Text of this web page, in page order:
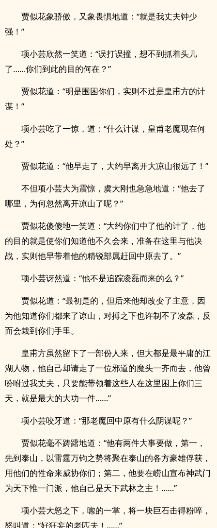
贾似花象骄傲，又象畏惧地道：“就是我丈夫钟少
强！”
项小芸欣然一笑道：“误打误撞，想不到抓着头儿
了……你们到此的目的何在？”
贾似花道：“明是围困你们，实则不过是皇甫方的计
谋！”
项小芸吃了一惊，道：“什么计谋，皇甫老魔现在何
处？”
贾似花道：“他早走了，大约早离开大凉山很远了！”
不但项小芸大为震惊，虞大刚也急急地道：“他去了
哪里，为何忽然离开凉山了呢？”
贾似花傻傻地一笑道：“大约你们中了他的计了，他
的目的就是使你们知道他不久会来，准备在这里与他决
战，实则他早带着他的精锐部属赶回中原去了。”
项小芸讶然道：“他不是追踪凌磊而来的么？”
贾似花道：“最初是的，但后来他却改变了主意，因
为他知道你们都来了谅山，对搏之下也许制不了凌磊，反
而会栽到你们手里。
皇甫方虽然留下了一部份人来，但大都是最平庸的江
湖人物，他自己却请走了一位邪道的魔头一齐而去，他曾
吩咐过我丈夫，只要能带领着这些人在这里困上你们三
天，就是最大的大功一件……”
项小芸咬牙道：“那老魔回中原有什么阴谋呢？”
贾似花毫不踌躇地道：“他有两件大事要做，第一，
先到泰山，以雷霆万钧之势将聚在泰山的各方豪雄俘获，
用他们的性命来威协你们；第二，他要在崂山宣布神武门
为天下惟一门派，他自己是天下武林之主！……”
项小芸大怒之下，唿的一掌，将一块巨石击得粉啐，
怒叫道：“好狂妄的老匹夫！……”